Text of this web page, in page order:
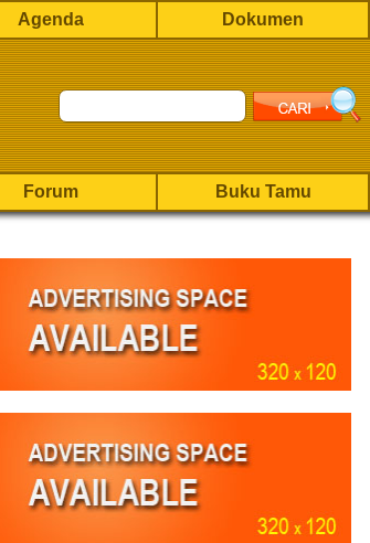
Agenda Dokumen
Forum Buku Tamu